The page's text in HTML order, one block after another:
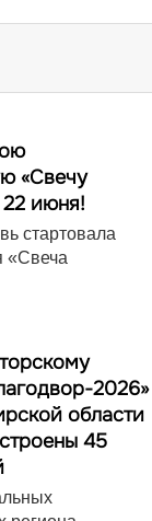
«Свечу
июня!
стартовала
«Свеча
2026»
области
45